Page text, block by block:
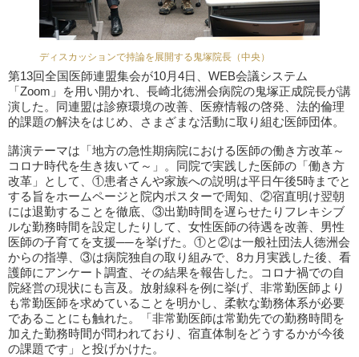
ディスカッションで持論を展開する鬼塚院長（中央）
第13回全国医師連盟集会が10月4日、WEB会議システム
「Zoom」を用い開かれ、長崎北徳洲会病院の鬼塚正成院長が講
演した。同連盟は診療環境の改善、医療情報の啓発、法的倫理
的課題の解決をはじめ、さまざまな活動に取り組む医師団体。
講演テーマは「地方の急性期病院における医師の働き方改革～
コロナ時代を生き抜いて～」。同院で実践した医師の「働き方
改革」として、①患者さんや家族への説明は平日午後5時までと
する旨をホームページと院内ポスターで周知、②宿直明け翌朝
には退勤することを徹底、③出勤時間を遅らせたりフレキシブ
ルな勤務時間を設定したりして、女性医師の待遇を改善、男性
医師の子育てを支援──を挙げた。①と②は一般社団法人徳洲会
からの指導、③は病院独自の取り組みで、8カ月実践した後、看
護師にアンケート調査、その結果を報告した。コロナ禍での自
院経営の現状にも言及。放射線科を例に挙げ、非常勤医師より
も常勤医師を求めていることを明かし、柔軟な勤務体系が必要
であることにも触れた。「非常勤医師は常勤先での勤務時間を
加えた勤務時間が問われており、宿直体制をどうするかが今後
の課題です」と投げかけた。